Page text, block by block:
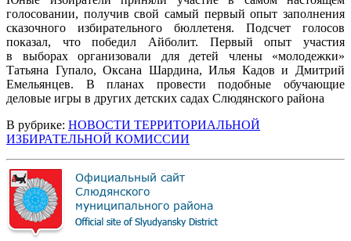
голосовании, получив свой самый первый опыт заполнения
сказочного избирательного бюллетеня. Подсчет голосов
показал, что победил Айболит. Первый опыт участия
в выборах организовали для детей члены «молодежки»
Татьяна Гупало, Оксана Шардина, Илья Кадов и Дмитрий
Емельянцев. В планах провести подобные обучающие
деловые игры в других детских садах Слюдянского района
В рубрике: НОВОСТИ ТЕРРИТОРИАЛЬНОЙ
ИЗБИРАТЕЛЬНОЙ КОМИССИИ